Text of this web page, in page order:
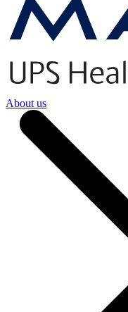
About us